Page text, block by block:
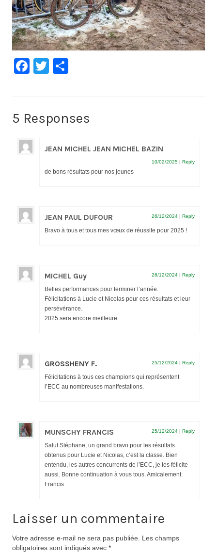
Facebook
Twitter
5 Responses
JEAN MICHEL JEAN MICHEL BAZIN
10/02/2025 | Reply
de bons résultats pour nos jeunes
JEAN PAUL DUFOUR 26/12/2024 | Reply
Bravo à tous et tous mes vœux de réussite pour 2025 !
MICHEL Guy 26/12/2024 | Reply
Belles performances pour terminer l’année.
Félicitations à Lucie et Nicolas pour ces résultats et leur
persévérance.
2025 sera encore meilleure.
GROSSHENY F. 25/12/2024 | Reply
Félicitations à tous ces champions qui représentent
l’ECC au nombreuses manifestations.
MUNSCHY FRANCIS 25/12/2024 | Reply
Salut Stéphane, un grand bravo pour les résultats
obtenus pour Lucie et Nicolas, c’est la classe. Bien
entendu, les autres concurrents de l’ECC, je les félicite
aussi. Bonne continuation à vous tous. Amicalement.
Francis
Laisser un commentaire
Votre adresse e-mail ne sera pas publiée.
Les champs
obligatoires sont indiqués avec *